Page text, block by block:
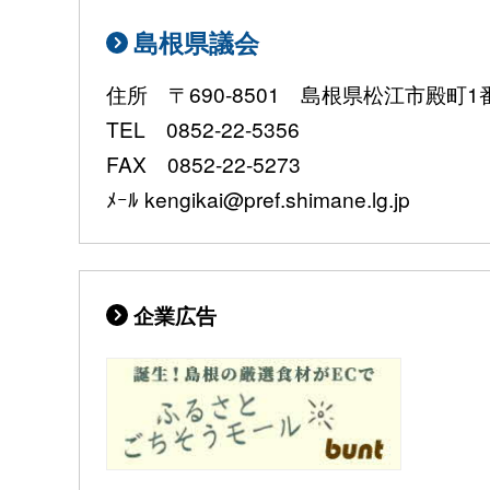
島根県議会
住所 〒690-8501 島根県松江市殿町1
TEL 0852-22-5356
FAX 0852-22-5273
ﾒｰﾙ kengikai@pref.shimane.lg.jp
企業広告